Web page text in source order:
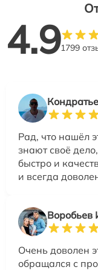
4.91799
Рад, что нашёл
знают своё
быстро и
и всегда
Воробьев
Очень доволен
обращался с